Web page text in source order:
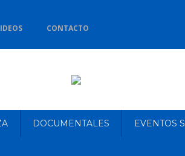
CONTACTO
DOCUMENTALES EVENTOS